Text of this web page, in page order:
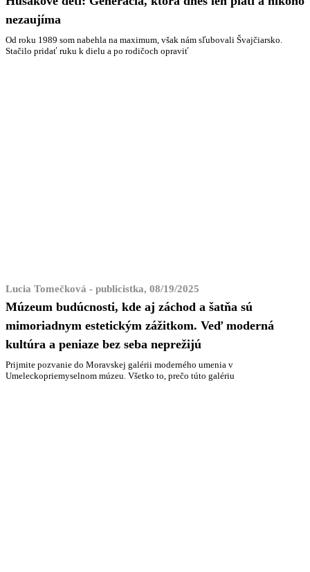
nezaujíma
Od roku 1989 som nabehla na maximum, však nám sľubovali Švajčiarsko.
Stačilo pridať ruku k dielu a po rodičoch opraviť
Lucia Tomečková - publicistka, 08/19/2025
Múzeum budúcnosti, kde aj záchod a šatňa sú
mimoriadnym estetickým zážitkom. Veď moderná
kultúra a peniaze bez seba neprežijú
Prijmite pozvanie do Moravskej galérii moderného umenia v
Umeleckopriemyselnom múzeu. Všetko to, prečo túto galériu